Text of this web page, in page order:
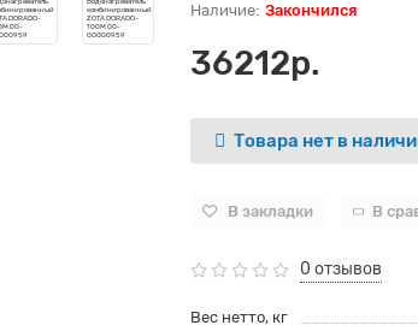
Закончился
36212р.
Товара нет в
В закладки В
0 отзывов
Вес нетто, кг